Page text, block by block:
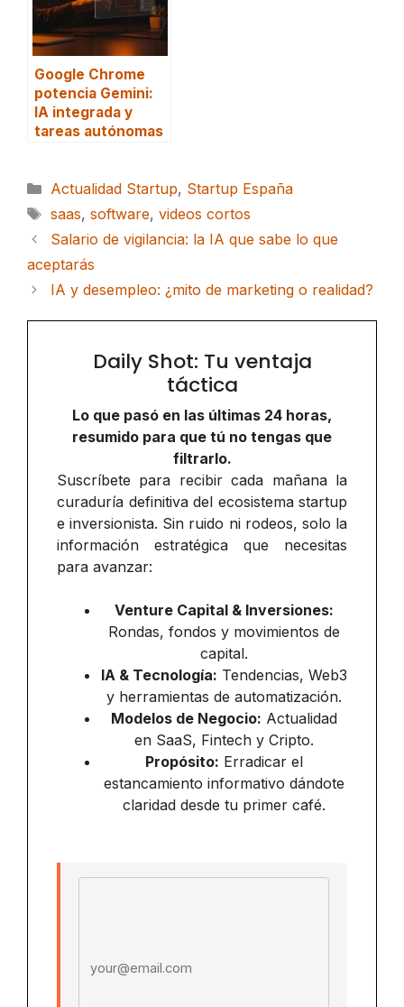
Google Chrome
potencia Gemini:
IA integrada y
tareas autónomas
Categorías
Actualidad Startup, Startup España
Etiquetas
saas, software, videos cortos
Salario de vigilancia: la IA que sabe lo que
aceptarás
IA y desempleo: ¿mito de marketing o realidad?
Daily Shot: Tu ventaja
táctica
Lo que pasó en las últimas 24 horas,
resumido para que tú no tengas que
filtrarlo.
Suscríbete para recibir cada mañana la
curaduría definitiva del ecosistema startup
e inversionista. Sin ruido ni rodeos, solo la
información estratégica que necesitas
para avanzar:
Venture Capital & Inversiones:
Rondas, fondos y movimientos de
capital.
IA & Tecnología: Tendencias, Web3
y herramientas de automatización.
Modelos de Negocio: Actualidad
en SaaS, Fintech y Cripto.
Propósito: Erradicar el
estancamiento informativo dándote
claridad desde tu primer café.